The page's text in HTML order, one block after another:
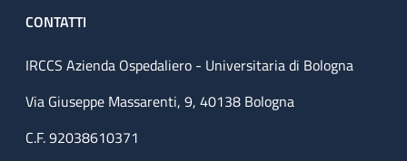
CONTATTI
IRCCS Azienda Ospedaliero - Universitaria di Bologna
Via Giuseppe Massarenti, 9, 40138 Bologna
C.F. 92038610371